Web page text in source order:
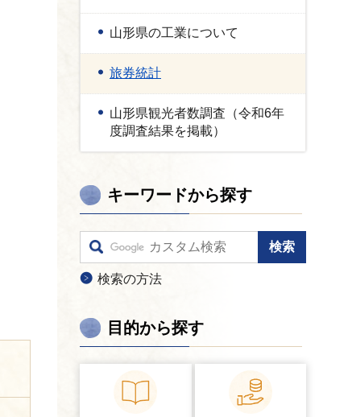
山形県の工業について
旅券統計
山形県観光者数調査（令和6年
度調査結果を掲載）
キーワードから探す
検索の方法
目的から探す